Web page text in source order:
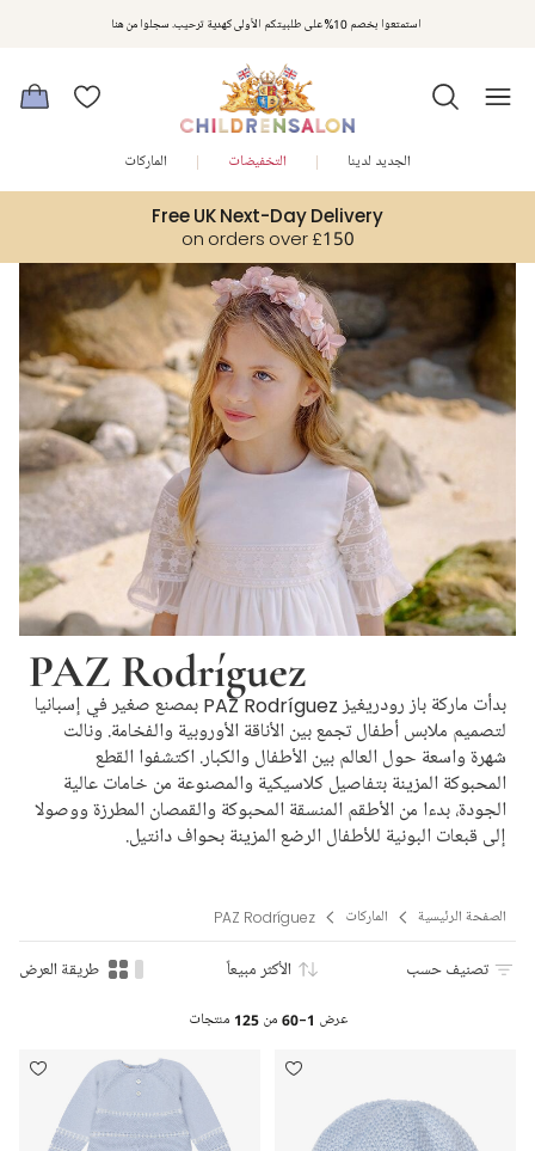
استمتعوا بخصم 10% على طلبيتكم الأولى كهدية ترحيب. سجلوا من هنا
مكافآت تشلدرن صالون | اجمعوا النقاط مع كل عملية شراء لتحصلوا على هدايا حصرية وعروض مصممة خصيصا لتلبي
متطلباتكم
Free UK Next-Day Delivery
on orders over £150
الجديد لدينا التخفيضات الماركات
PAZ Rodríguez
بدأت ماركة باز رودريغيز PAZ Rodríguez بمصنع صغير في إسبانيا
لتصميم ملابس أطفال تجمع بين الأناقة الأوروبية والفخامة. ونالت
شهرة واسعة حول العالم بين الأطفال والكبار. اكتشفوا القطع
المحبوكة المزينة بتفاصيل كلاسيكية والمصنوعة من خامات عالية
الجودة، بدءا من الأطقم المنسقة المحبوكة والقمصان المطرزة ووصولا
إلى قبعات البونية للأطفال الرضع المزينة بحواف دانتيل.
الصفحة الرئيسية الماركات PAZ Rodríguez
تصنيف حسب الأكثر مبيعاً طريقة العرض
عرض 1-60 من125 منتجات